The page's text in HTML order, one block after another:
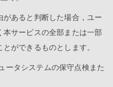
あると判断した場合，ユー
サービスの全部または一部
ができるものとします。
ータシステムの保守点検また